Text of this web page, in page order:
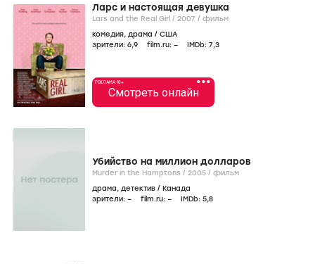
Ларс и настоящая девушка
Lars and the Real Girl / 2007 / фильм
комедия, драма / США
зрители: 6,9 film.ru: – IMDb: 7,3
•••
РЕКЛАМА 18+
Смотреть онлайн
Убийство на миллион долларов
Murder in the Hamptons / 2005 / фильм
драма, детектив / Канада
зрители: – film.ru: – IMDb: 5,8